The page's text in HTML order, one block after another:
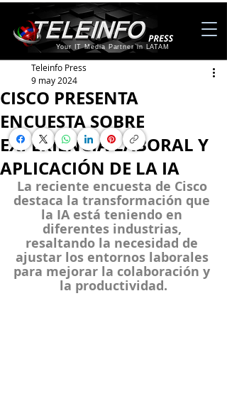
Your IT Media Partner in LATAM
CISCO PRESENTA
ENCUESTA SOBRE
EXPERIENCIA LABORAL Y
APLICACIÓN DE LA IA
Teleinfo Press
9 may 2024
La reciente encuesta de Cisco
destaca la transformación que
la IA está teniendo en
diferentes industrias,
resaltando la necesidad de
ajustar los entornos laborales
para mejorar la colaboración y
la productividad.